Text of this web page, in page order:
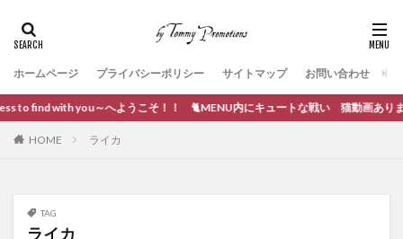
ホームページ プライバシーポリシー サイトマップ お問い合わせ
with you～へようこそ！！ 🐈MENU内にキュートな戦い 猫動画あります。
HOME ライカ
TAG
ライカ